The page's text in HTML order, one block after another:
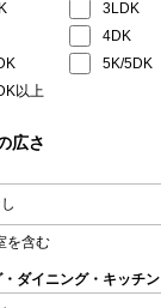
3LDK
4DK
5K/5DK
以上
広さ
を含む
・ダイニング・キッチン